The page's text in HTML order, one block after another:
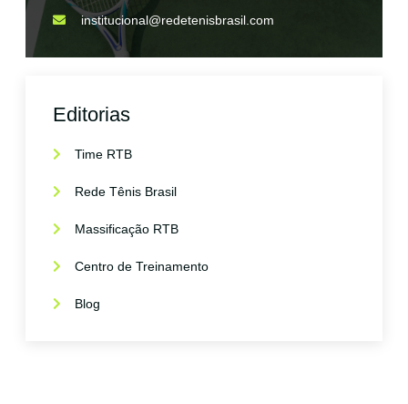
institucional@redetenisbrasil.com
Editorias
Time RTB
Rede Tênis Brasil
Massificação RTB
Centro de Treinamento
Blog